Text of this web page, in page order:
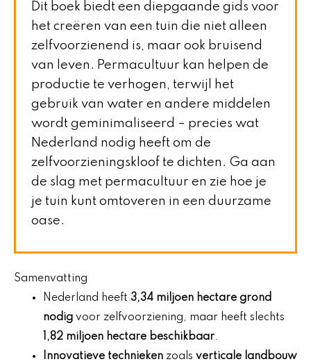
Dit boek biedt een diepgaande gids voor
het creëren van een tuin die niet alleen
zelfvoorzienend is, maar ook bruisend
van leven. Permacultuur kan helpen de
productie te verhogen, terwijl het
gebruik van water en andere middelen
wordt geminimaliseerd – precies wat
Nederland nodig heeft om de
zelfvoorzieningskloof te dichten. Ga aan
de slag met permacultuur en zie hoe je
je tuin kunt omtoveren in een duurzame
oase.
Samenvatting
Nederland heeft 3,34 miljoen hectare grond
nodig voor zelfvoorziening, maar heeft slechts
1,82 miljoen hectare beschikbaar.
Innovatieve technieken zoals verticale landbouw